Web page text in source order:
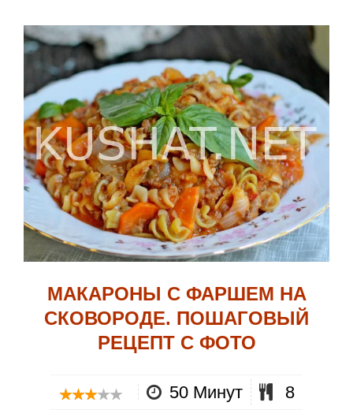
МАКАРОНЫ С ФАРШЕМ НА
СКОВОРОДЕ. ПОШАГОВЫЙ
РЕЦЕПТ С ФОТО
50 Минут 8